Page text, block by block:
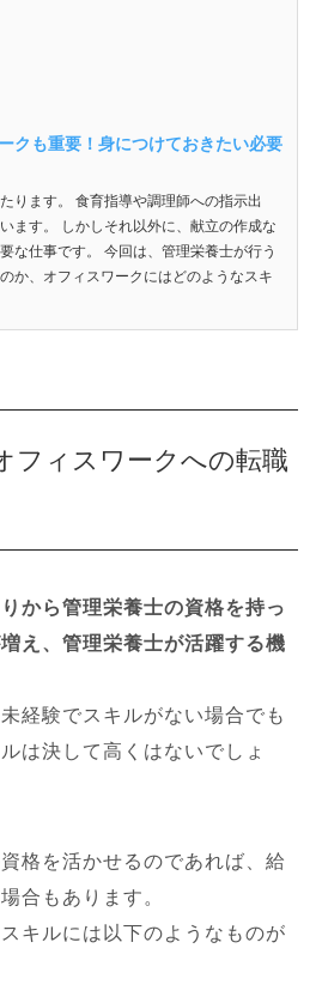
クも重要！身につけておきたい必要
ります。 食育指導や調理師への指示出
ます。 しかしそれ以外に、献立の作成な
な仕事です。 今回は、管理栄養士が行う
か、オフィスワークにはどのようなスキ
フィスワークへの転職
から管理栄養士の資格を持っ
え、管理栄養士が活躍する機
経験でスキルがない場合でも
は決して高くはないでしょ
格を活かせるのであれば、給
合もあります。
キルには以下のようなものが